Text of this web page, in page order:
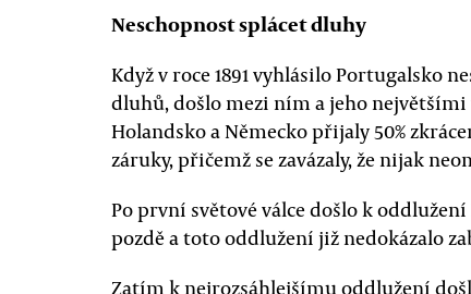
Neschopnost splácet dluhy
Když v roce 1891 vyhlásilo Portugalsko
dluhů, došlo mezi ním a jeho
Holandsko a Německo přijaly 50%
záruky, přičemž se zavázaly, že nijak
Po první světové válce došlo k
pozdě a toto oddlužení již nedokázalo
Zatím k nejrozsáhlejšímu oddlužení